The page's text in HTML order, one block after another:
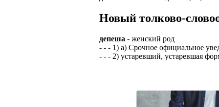
# работа за
#
#
Опыт не нужен,
региональный
курьер
В таких
Открытие,
А также в
В
Новый толково-
депеша - женский род
- - - 1) а) Срочное официальное
- - - 2) устаревший, устаревшая